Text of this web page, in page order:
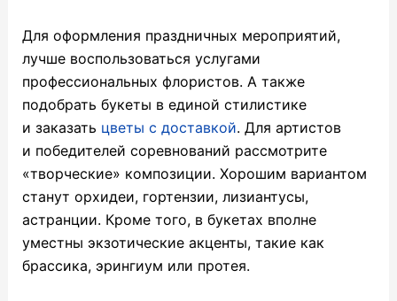
Для оформления праздничных мероприятий,
лучше воспользоваться услугами
профессиональных флористов. А также
подобрать букеты в единой стилистике
и заказать цветы с доставкой. Для артистов
и победителей соревнований рассмотрите
«творческие» композиции. Хорошим вариантом
станут орхидеи, гортензии, лизиантусы,
астранции. Кроме того, в букетах вполне
уместны экзотические акценты, такие как
брассика, эрингиум или протея.